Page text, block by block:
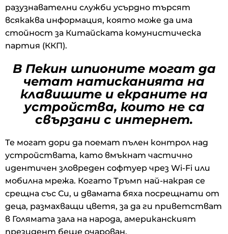
разузнавателни служби усърдно търсят
всякаква информация, която може да има
стойност за Китайската комунистическа
партия (ККП).
В Пекин шпионите могат да
четат натисканията на
клавишите и екраните на
устройства, които не са
свързани с интернет.
Те могат дори да поемат пълен контрол над
устройствата, като вмъкнат частично
идентичен зловреден софтуер чрез Wi-Fi или
мобилна мрежа. Когато Тръмп най-накрая се
срещна със Си, и двамата бяха посрещнати от
деца, размахващи цветя, за да ги приветстват
в Голямата зала на народа, американският
президент беше очарован.